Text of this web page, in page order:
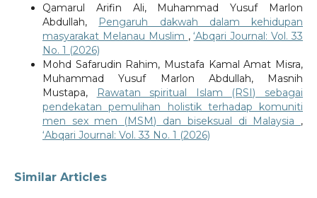
Qamarul Arifin Ali, Muhammad Yusuf Marlon
Abdullah, Pengaruh dakwah dalam kehidupan
masyarakat Melanau Muslim ,‘Abqari Journal: Vol. 33
No. 1 (2026)
Mohd Safarudin Rahim, Mustafa Kamal Amat Misra,
Muhammad Yusuf Marlon Abdullah, Masnih
Mustapa,
Rawatan spiritual Islam (RSI) sebagai
pendekatan pemulihan holistik terhadap komuniti
men sex men (MSM) dan biseksual di Malaysia ,
‘Abqari Journal: Vol. 33 No. 1 (2026)
Similar Articles